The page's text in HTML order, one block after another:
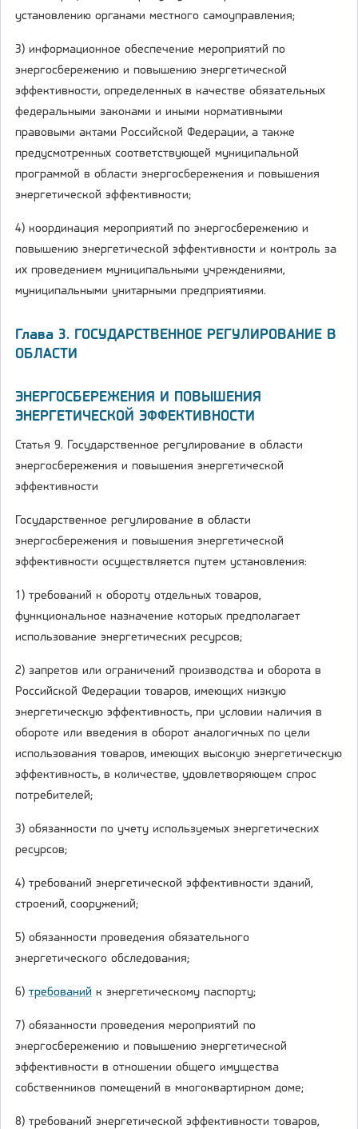
установлению органами местного самоуправления;
3) информационное обеспечение мероприятий по
энергосбережению и повышению энергетической
эффективности, определенных в качестве обязательных
федеральными законами и иными нормативными
правовыми актами Российской Федерации, а также
предусмотренных соответствующей муниципальной
программой в области энергосбережения и повышения
энергетической эффективности;
4) координация мероприятий по энергосбережению и
повышению энергетической эффективности и контроль за
их проведением муниципальными учреждениями,
муниципальными унитарными предприятиями.
Глава 3. ГОСУДАРСТВЕННОЕ РЕГУЛИРОВАНИЕ В
ОБЛАСТИ
ЭНЕРГОСБЕРЕЖЕНИЯ И ПОВЫШЕНИЯ
ЭНЕРГЕТИЧЕСКОЙ ЭФФЕКТИВНОСТИ
Статья 9. Государственное регулирование в области
энергосбережения и повышения энергетической
эффективности
Государственное регулирование в области
энергосбережения и повышения энергетической
эффективности осуществляется путем установления:
1) требований к обороту отдельных товаров,
функциональное назначение которых предполагает
использование энергетических ресурсов;
2) запретов или ограничений производства и оборота в
Российской Федерации товаров, имеющих низкую
энергетическую эффективность, при условии наличия в
обороте или введения в оборот аналогичных по цели
использования товаров, имеющих высокую энергетическую
эффективность, в количестве, удовлетворяющем спрос
потребителей;
3) обязанности по учету используемых энергетических
ресурсов;
4) требований энергетической эффективности зданий,
строений, сооружений;
5) обязанности проведения обязательного
энергетического обследования;
6) требований к энергетическому паспорту;
7) обязанности проведения мероприятий по
энергосбережению и повышению энергетической
эффективности в отношении общего имущества
собственников помещений в многоквартирном доме;
8) требований энергетической эффективности товаров,